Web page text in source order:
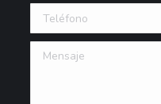
Teléfono
Mensaje